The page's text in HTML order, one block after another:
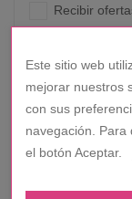
Recibir
Suscribirse
Puede darse de
consulte
Acepto las
Este sitio web
mejorar nuestros
con sus
navegación. Para
el botón Aceptar.